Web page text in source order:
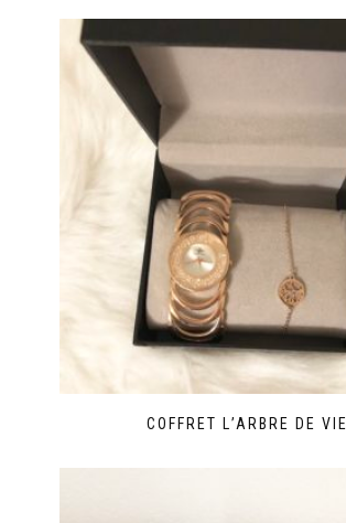
COFFRET L’ARBRE DE VIE